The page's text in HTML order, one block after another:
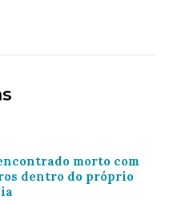
morto com
dentro do próprio